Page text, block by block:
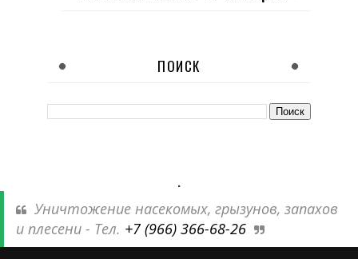
ПОИСК
.
Уничтожение насекомых, грызунов, запахов
и плесени - Тел. +7 (966) 366-68-26